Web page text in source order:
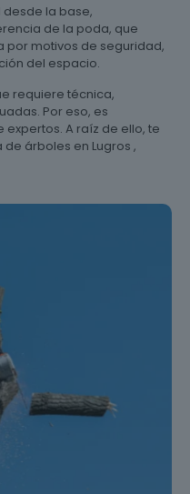
desde la base,
de la poda, que
por motivos de seguridad,
del espacio.
requiere técnica,
Por eso, es
A raíz de ello, te
árboles en Lugros ,